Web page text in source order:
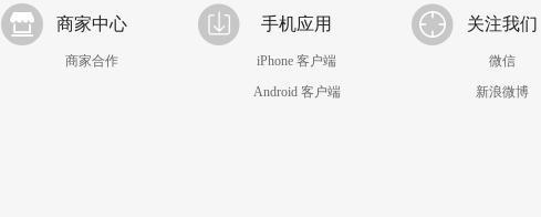
商家中心
商家合作
手机应用
iPhone 客户端
Android 客户端
关注我们
微信
新浪微博